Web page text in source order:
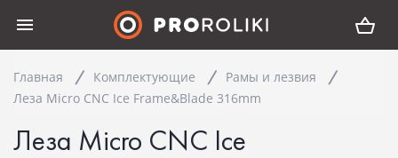
Главная Комплектующие
Рамы и лезвия
Леза Micro CNC Ice Frame&Blade 316mm
Леза Micro CNC Ice